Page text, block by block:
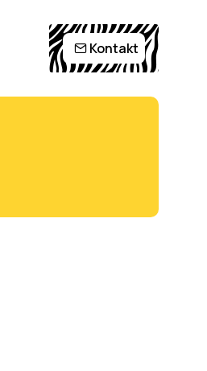
Kontakt